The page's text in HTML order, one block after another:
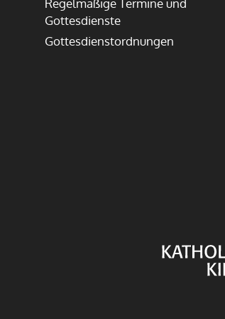
Regelmäßige Termine und
Gottesdienste
Gottesdienstordnungen